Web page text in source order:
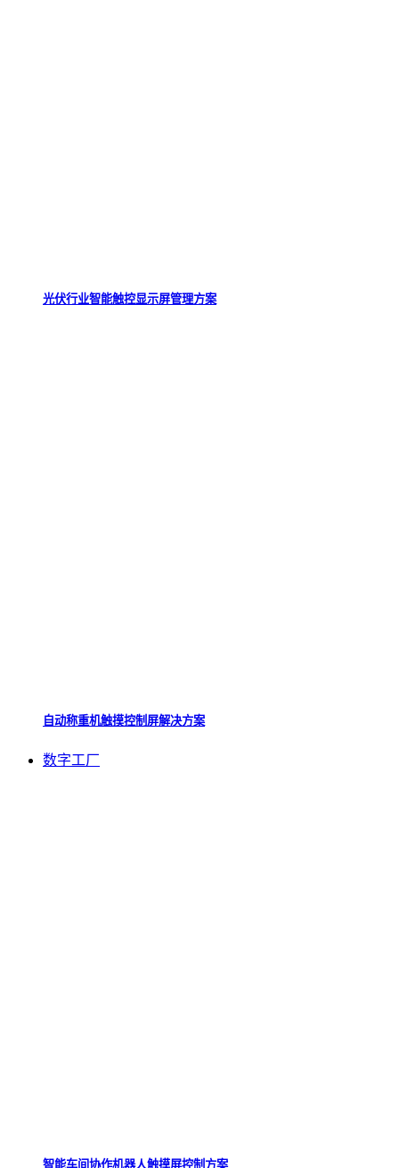
光伏行业智能触控显示屏管理方案
自动称重机触摸控制屏解决方案
数字工厂
智能车间协作机器人触摸屏控制方案